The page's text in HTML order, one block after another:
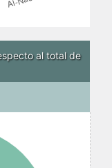
al total de